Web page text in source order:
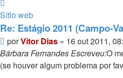
Vitor
Dias
Sítio web
Re: Estágio 2011 (Campo-
Mensagem
porVitor Dias » 16 out 2011,
Bárbara Fernandes Escreveu:O
(se houver algum problema por